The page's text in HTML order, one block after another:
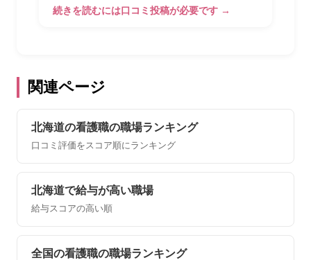
境。七飯町という立地で近隣に娯楽はあまりな
続きを読むには口コミ投稿が必要です →
関連ページ
北海道の看護職の職場ランキング
口コミ評価をスコア順にランキング
北海道で給与が高い職場
給与スコアの高い順
全国の看護職の職場ランキング